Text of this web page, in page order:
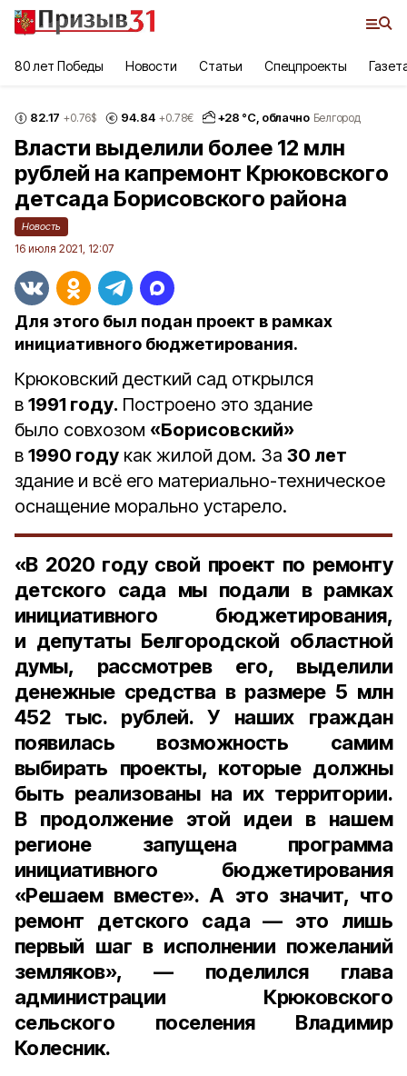
80 лет Победы Новости Статьи Спецпроекты
82.17 +0.76$ 94.84 +0.78€ +28 °С, облачно Белгород
Власти выделили более 12 млн
рублей на капремонт Крюковского
детсада Борисовского района
Новость
16 июля 2021, 12:07
Для этого был подан проект в рамках
инициативного бюджетирования.
Крюковский десткий сад открылся
в 1991 году. Построено это здание
было совхозом «Борисовский»
в 1990 году как жилой дом. За 30 лет
здание и всё его материально-техническое
оснащение морально устарело.
«В 2020 году свой проект по ремонту
детского сада мы подали в рамках
инициативного бюджетирования,
и депутаты Белгородской областной
думы, рассмотрев его, выделили
денежные средства в размере 5 млн
452 тыс. рублей. У наших граждан
появилась возможность самим
выбирать проекты, которые должны
быть реализованы на их территории.
В продолжение этой идеи в нашем
регионе запущена программа
инициативного бюджетирования
«Решаем вместе». А это значит, что
ремонт детского сада — это лишь
первый шаг в исполнении пожеланий
земляков», — поделился глава
администрации Крюковского
сельского поселения Владимир
Колесник.